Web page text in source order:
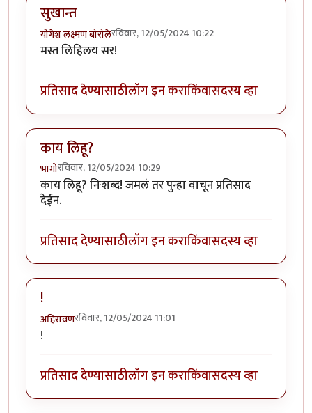
सुखान्त
योगेश लक्ष्मण बोरोलेरविवार, 12/05/2024 10:22
मस्त लिहिलय सर!
प्रतिसाद देण्यासाठीलॉग इन कराकिंवासदस्य व्हा
काय लिहू?
भागोरविवार, 12/05/2024 10:29
काय लिहू? निःशब्द! जमलं तर पुन्हा वाचून प्रतिसाद
देईन.
प्रतिसाद देण्यासाठीलॉग इन कराकिंवासदस्य व्हा
!
अहिरावणरविवार, 12/05/2024 11:01
!
प्रतिसाद देण्यासाठीलॉग इन कराकिंवासदस्य व्हा